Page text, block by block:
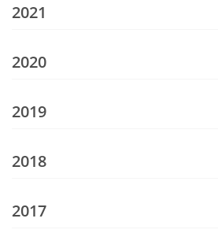
2021
2020
2019
2018
2017